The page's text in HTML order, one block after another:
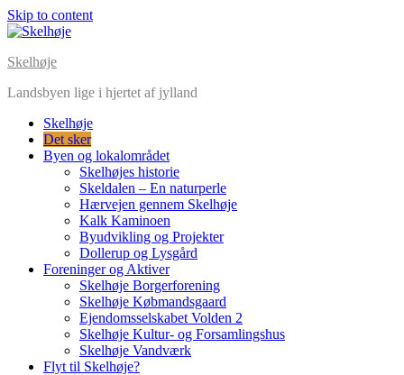
Skip to content
Skelhøje
Landsbyen lige i hjertet af jylland
Skelhøje
Det sker
Byen og lokalområdet
Skelhøjes historie
Skeldalen – En naturperle
Hærvejen gennem Skelhøje
Kalk Kaminoen
Byudvikling og Projekter
Dollerup og Lysgård
Foreninger og Aktiver
Skelhøje Borgerforening
Skelhøje Købmandsgaard
Ejendomsselskabet Volden 2
Skelhøje Kultur- og Forsamlingshus
Skelhøje Vandværk
Flyt til Skelhøje?